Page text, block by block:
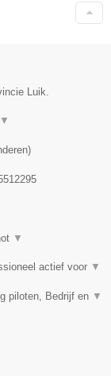
Luik.
▼
)
▼
actief voor ▼
piloten, Bedrijf en ▼